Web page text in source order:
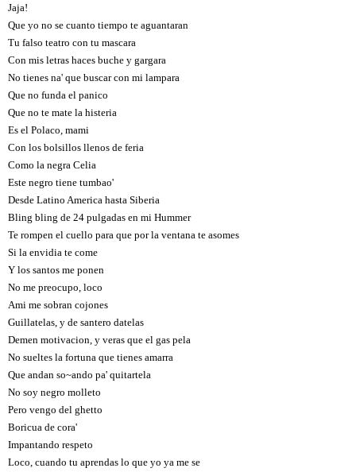
Jaja!
Que yo no se cuanto tiempo te aguantaran
Tu falso teatro con tu mascara
Con mis letras haces buche y gargara
No tienes na' que buscar con mi lampara
Que no funda el panico
Que no te mate la histeria
Es el Polaco, mami
Con los bolsillos llenos de feria
Como la negra Celia
Este negro tiene tumbao'
Desde Latino America hasta Siberia
Bling bling de 24 pulgadas en mi Hummer
Te rompen el cuello para que por la ventana te asomes
Si la envidia te come
Y los santos me ponen
No me preocupo, loco
Ami me sobran cojones
Guillatelas, y de santero datelas
Demen motivacion, y veras que el gas pela
No sueltes la fortuna que tienes amarra
Que andan so~ando pa' quitartela
No soy negro molleto
Pero vengo del ghetto
Boricua de cora'
Impantando respeto
Loco, cuando tu aprendas lo que yo ya me se